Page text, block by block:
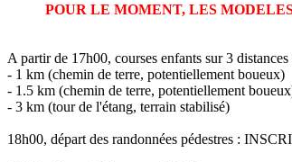
POUR LE MOMENT, LES
A partir de 17h00, courses enfants sur 3 distances
- 1 km (chemin de terre, potentiellement boueux)
- 1.5 km (chemin de terre, potentiellement
- 3 km (tour de l'étang, terrain stabilisé)
18h00, départ des randonnées pédestres :